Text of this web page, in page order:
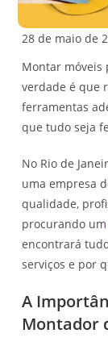
28 de maio de
Montar móveis
verdade é que
ferramentas
que tudo seja
No Rio de
uma empresa
qualidade,
procurando um
encontrará
serviços e por
A
Montador